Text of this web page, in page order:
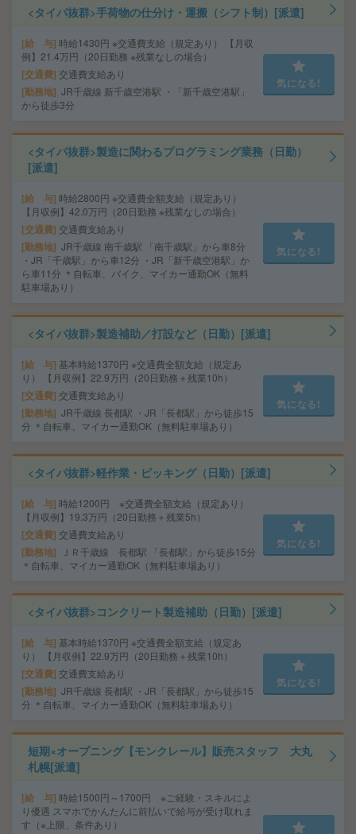
<タイパ抜群>手荷物の仕分け・運搬（シフト制）[派遣]
給 与 時給1430円 ※交通費支給（規定あり） 【月収
例】21.4万円（20日勤務 ※残業なしの場合）
交通費 交通費支給あり
勤務地 JR千歳線 新千歳空港駅 ・「新千歳空港駅」
から徒歩3分
気になる!
<タイパ抜群>製造に関わるプログラミング業務（日勤）
[派遣]
給 与 時給2800円 ※交通費全額支給（規定あり）
【月収例】42.0万円（20日勤務 ※残業なしの場合）
交通費 交通費支給あり
勤務地 JR千歳線 南千歳駅 「南千歳駅」から車8分
・JR「千歳駅」から車12分 ・JR「新千歳空港駅」か
ら車11分 ＊自転車、バイク、マイカー通勤OK（無料
駐車場あり）
気になる!
<タイパ抜群>製造補助／打設など（日勤）[派遣]
給 与 基本時給1370円 ※交通費全額支給（規定あ
り） 【月収例】22.9万円（20日勤務＋残業10h）
交通費 交通費支給あり
勤務地 JR千歳線 長都駅 ・JR「長都駅」から徒歩15
分 ＊自転車、マイカー通勤OK（無料駐車場あり）
気になる!
<タイパ抜群>軽作業・ピッキング（日勤）[派遣]
給 与 時給1200円 ※交通費全額支給（規定あり）
【月収例】19.3万円（20日勤務＋残業5h）
交通費 交通費支給あり
勤務地
ＪＲ千歳線 長都駅 「長都駅」から徒歩15分
＊自転車、マイカー通勤OK（無料駐車場あり）
気になる!
<タイパ抜群>コンクリート製造補助（日勤）[派遣]
給 与 基本時給1370円 ※交通費全額支給（規定あ
り） 【月収例】22.9万円（20日勤務＋残業10h）
交通費 交通費支給あり
勤務地 JR千歳線 長都駅 ・JR「長都駅」から徒歩15
分 ＊自転車、マイカー通勤OK（無料駐車場あり）
気になる!
短期×オープニング【モンクレール】販売スタッフ 大丸
札幌[派遣]
給 与 時給1500円～1700円 ※ご経験・スキルによ
り優遇 スマホでかんたんに前払いで給与が受け取れま
す（※上限、条件あり）